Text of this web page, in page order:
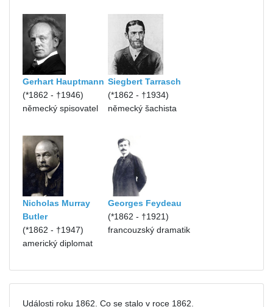
Gerhart Hauptmann
(*1862 - †1946)
německý spisovatel
Siegbert Tarrasch
(*1862 - †1934)
německý šachista
Nicholas Murray
Butler
(*1862 - †1947)
americký diplomat
Georges Feydeau
(*1862 - †1921)
francouzský dramatik
Události roku 1862. Co se stalo v roce 1862.